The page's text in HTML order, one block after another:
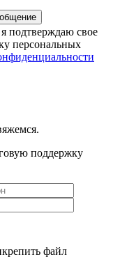
подтверждаю свое
персональных
поддержку
файл